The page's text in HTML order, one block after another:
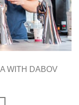
WITH DABOV